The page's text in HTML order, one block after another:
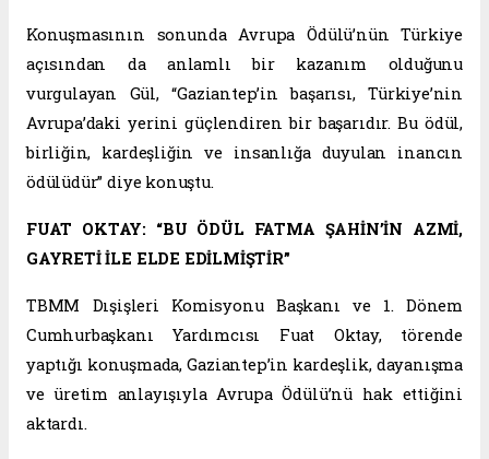
Konuşmasının sonunda Avrupa Ödülü’nün Türkiye
açısından da anlamlı bir kazanım olduğunu
vurgulayan Gül, “Gaziantep’in başarısı, Türkiye’nin
Avrupa’daki yerini güçlendiren bir başarıdır. Bu ödül,
birliğin, kardeşliğin ve insanlığa duyulan inancın
ödülüdür” diye konuştu.
FUAT OKTAY: “BU ÖDÜL FATMA ŞAHİN’İN AZMİ,
GAYRETİ İLE ELDE EDİLMİŞTİR”
TBMM Dışişleri Komisyonu Başkanı ve 1. Dönem
Cumhurbaşkanı Yardımcısı Fuat Oktay, törende
yaptığı konuşmada, Gaziantep’in kardeşlik, dayanışma
ve üretim anlayışıyla Avrupa Ödülü’nü hak ettiğini
aktardı.